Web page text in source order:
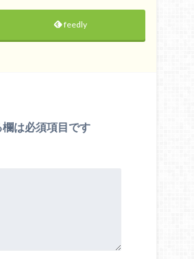
feedly
は必須項目です